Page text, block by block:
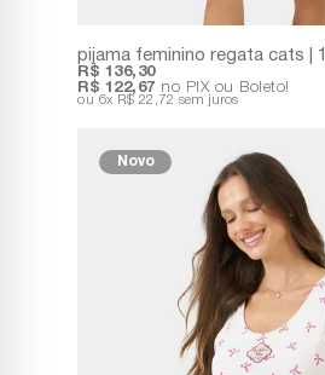
R$ 122,67 no PIX ou Boleto!
R$ 136,30
6x R$ 22,72 sem juros
Novo